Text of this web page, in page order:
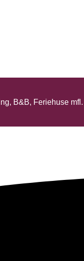
B&B, Feriehuse mfl.